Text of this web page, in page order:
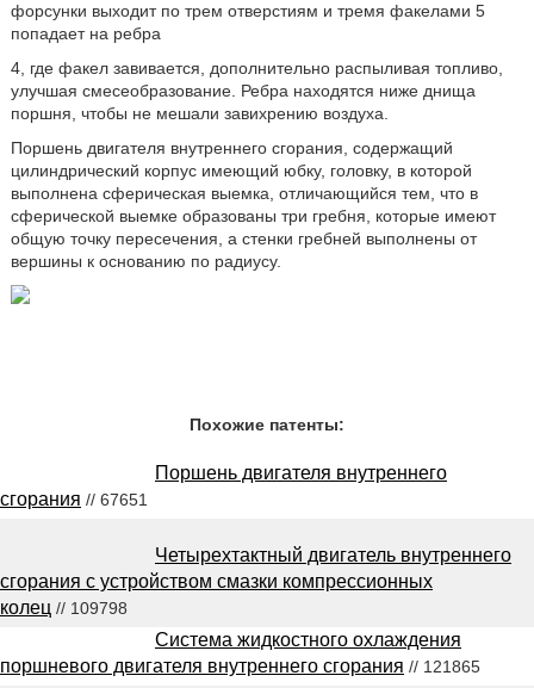
форсунки выходит по трем отверстиям и тремя факелами 5
попадает на ребра
4, где факел завивается, дополнительно распыливая топливо,
улучшая смесеобразование. Ребра находятся ниже днища
поршня, чтобы не мешали завихрению воздуха.
Поршень двигателя внутреннего сгорания, содержащий
цилиндрический корпус имеющий юбку, головку, в которой
выполнена сферическая выемка, отличающийся тем, что в
сферической выемке образованы три гребня, которые имеют
общую точку пересечения, а стенки гребней выполнены от
вершины к основанию по радиусу.
Похожие патенты:
Поршень двигателя внутреннего
сгорания // 67651
Четырехтактный двигатель внутреннего
сгорания с устройством смазки компрессионных
колец // 109798
Система жидкостного охлаждения
поршневого двигателя внутреннего сгорания // 121865